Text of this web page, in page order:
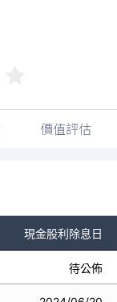
價值評估
現金股利除息日
待公佈